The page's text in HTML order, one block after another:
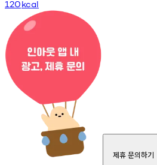
120kcal
제휴 문의하기